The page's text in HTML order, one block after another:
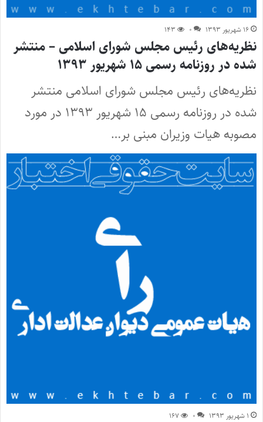
۱۶ شهریور ۱۳۹۳ ۰ ۱۴۳
نظریه‌های‌‌‌ رئیس مجلس شورای اسلامی – منتشر
شده در روزنامه رسمی ۱۵ شهریور ۱۳۹۳
نظریه‌های‌‌‌ رئیس مجلس شورای اسلامی منتشر
شده در روزنامه رسمی ۱۵ شهریور ۱۳۹۳ در مورد
مصوبه هیات وزیران مبنی بر…
۱ شهریور ۱۳۹۳ ۰ ۱۶۷